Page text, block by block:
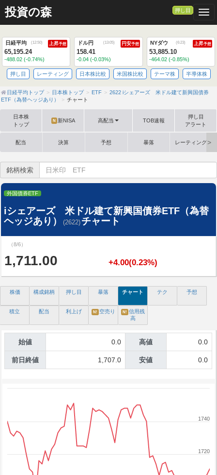
投資の森 押し目
日経平均 (12:50) 上昇予想
65,195.24
-488.02 (-0.74%)
ドル円 (13:05) 円安予想
158.41
-0.04 (-0.03%)
NYダウ (6:23) 上昇予想
53,885.10
-464.02 (-0.85%)
押し目 レーティング 日本株比較 米国株比較 テーマ株 半導体株
日経平均トップ 日本株トップ ETF
2622 iシェアーズ 米ドル建て新興国債券
ETF（為替ヘッジあり）
チャート
日本株
トップ
N 新NISA 高配当 TOB速報
押し目
アラート
配当 決算 予想 暴落 レーティング格
銘柄検索
外国債券ETF
iシェアーズ 米ドル建て新興国債券ETF（為替
ヘッジあり）
(2622) チャート
（8/6）
1,711.00 +4.00(0.23%)
株価 構成銘柄 押し目 暴落 チャート テク 予想
積立 配当 利上げ N! 空売り N! 信用残
高
始値 0.0 高値 0.0
前日終値 1,707.0 安値 0.0
1720
1740